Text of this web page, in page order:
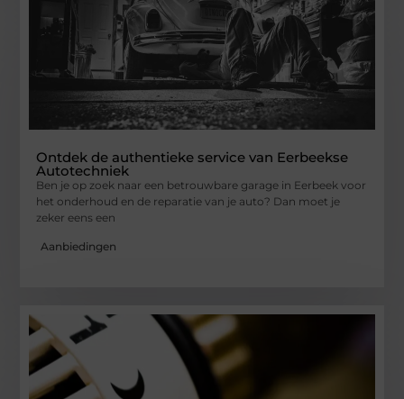
Ontdek de authentieke service van Eerbeekse
Autotechniek
Ben je op zoek naar een betrouwbare garage in Eerbeek voor
het onderhoud en de reparatie van je auto? Dan moet je
zeker eens een
Aanbiedingen